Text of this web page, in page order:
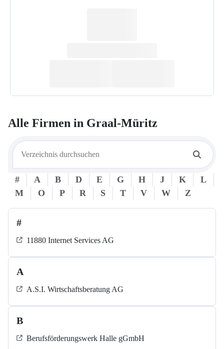
Alle Firmen in Graal-Müritz
# A B D E G H J K
L
M
O P R S T V W Z
#
11880 Internet Services AG
A
A.S.I. Wirtschaftsberatung AG
B
Berufsförderungswerk Halle gGmbH